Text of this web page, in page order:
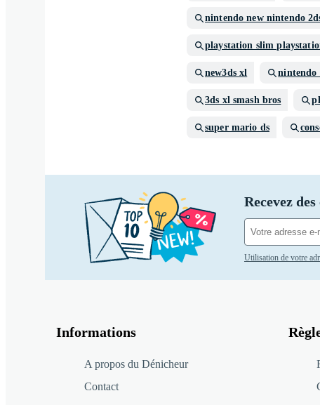
nintendo new nintendo
playstation slim
new3ds xl nintendo
3ds xl smash bros
super mario ds
Recevez
Utilisation de votre
Informations
A propos du Dénicheur
Contact